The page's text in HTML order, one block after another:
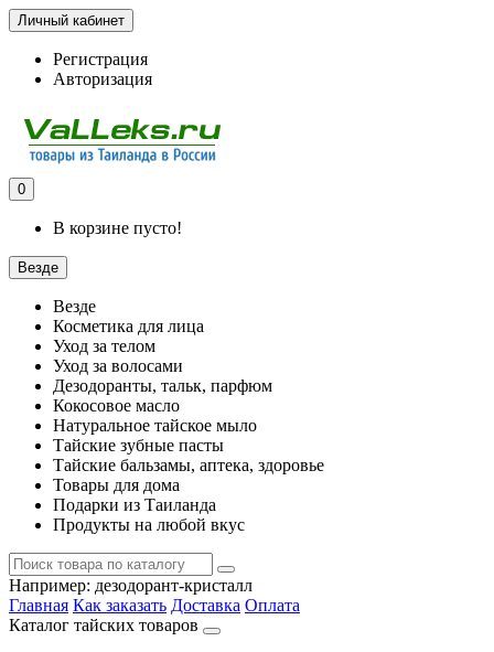
Личный кабинет
Регистрация
Авторизация
0
В корзине пусто!
Везде
Везде
Косметика для лица
Уход за телом
Уход за волосами
Дезодоранты, тальк, парфюм
Кокосовое масло
Натуральное тайское мыло
Тайские зубные пасты
Тайские бальзамы, аптека, здоровье
Товары для дома
Подарки из Таиланда
Продукты на любой вкус
Например: дезодорант-кристалл
Главная Как заказать Доставка Оплата
Каталог тайских товаров